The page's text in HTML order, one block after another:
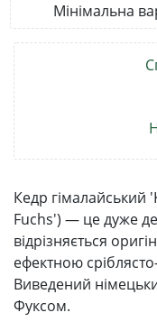
Мінімальна
Кедр гімалайський
Fuchs') — це дуже
відрізняється
ефектною
Виведений
Фуксом.